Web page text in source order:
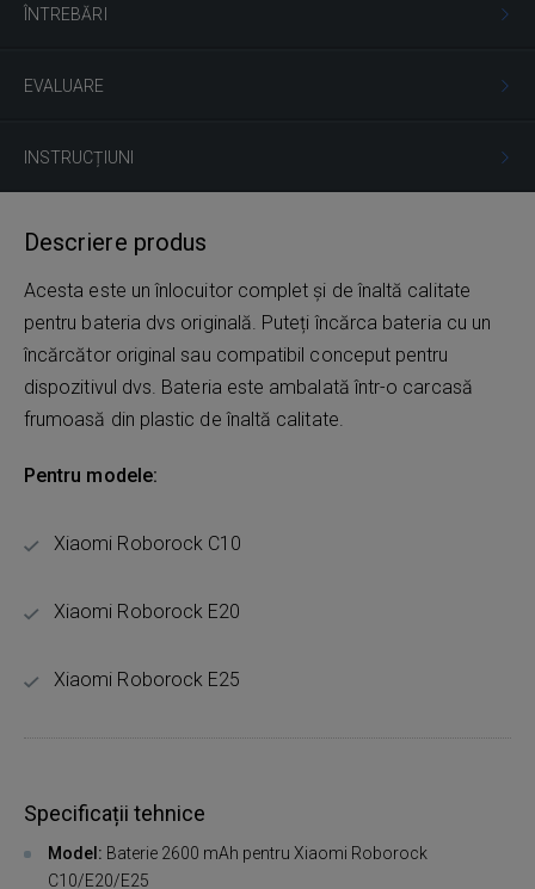
ÎNTREBĂRI
EVALUARE
INSTRUCȚIUNI
Descriere produs
Acesta este un înlocuitor complet și de înaltă calitate
pentru bateria dvs originală. Puteți încărca bateria cu un
încărcător original sau compatibil conceput pentru
dispozitivul dvs. Bateria este ambalată într-o carcasă
frumoasă din plastic de înaltă calitate.
Pentru modele:
Xiaomi Roborock C10
Xiaomi Roborock E20
Xiaomi Roborock E25
Specificații tehnice
Model: Baterie 2600 mAh pentru Xiaomi Roborock
C10/E20/E25